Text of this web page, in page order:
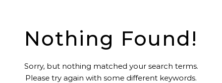
Nothing Found!
Sorry, but nothing matched your search terms.
Please try again with some different keywords.